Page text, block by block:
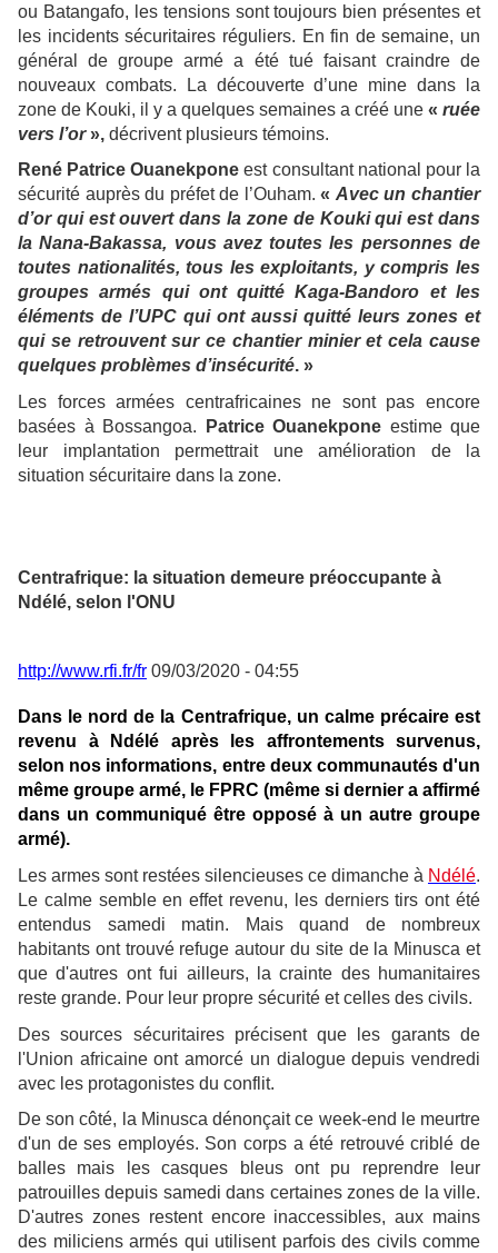
ou Batangafo, les tensions sont toujours bien présentes et
les incidents sécuritaires réguliers. En fin de semaine, un
général de groupe armé a été tué faisant craindre de
nouveaux combats. La découverte d’une mine dans la
zone de Kouki, il y a quelques semaines a créé une « ruée
vers l’or», décrivent plusieurs témoins.
René Patrice Ouanekpone est consultant national pour la
sécurité auprès du préfet de l’Ouham.« Avec un chantier
d’or qui est ouvert dans la zone de Kouki qui est dans
la Nana-Bakassa, vous avez toutes les personnes de
toutes nationalités, tous les exploitants, y compris les
groupes armés qui ont quitté Kaga-Bandoro et les
éléments de l’UPC qui ont aussi quitté leurs zones et
qui se retrouvent sur ce chantier minier et cela cause
quelques problèmes d’insécurité. »
Les forces armées centrafricaines ne sont pas encore
basées à Bossangoa.
Patrice Ouanekpone estime que
leur implantation permettrait une amélioration de la
situation sécuritaire dans la zone.
Centrafrique: la situation demeure préoccupante à
Ndélé, selon l'ONU
http://www.rfi.fr/fr 09/03/2020 - 04:55
Dans le nord de la Centrafrique, un calme précaire est
revenu à Ndélé après les affrontements survenus,
selon nos informations, entre deux communautés d'un
même groupe armé, le FPRC (même si dernier a affirmé
dans un communiqué être opposé à un autre groupe
armé).
Les armes sont restées silencieuses ce dimanche à Ndélé.
Le calme semble en effet revenu, les derniers tirs ont été
entendus samedi matin. Mais quand de nombreux
habitants ont trouvé refuge autour du site de la Minusca et
que d'autres ont fui ailleurs, la crainte des humanitaires
reste grande. Pour leur propre sécurité et celles des civils.
Des sources sécuritaires précisent que les garants de
l'Union africaine ont amorcé un dialogue depuis vendredi
avec les protagonistes du conflit.
De son côté, la Minusca dénonçait ce week-end le meurtre
d'un de ses employés. Son corps a été retrouvé criblé de
balles mais les casques bleus ont pu reprendre leur
patrouilles depuis samedi dans certaines zones de la ville.
D'autres zones restent encore inaccessibles, aux mains
des miliciens armés qui utilisent parfois des civils comme